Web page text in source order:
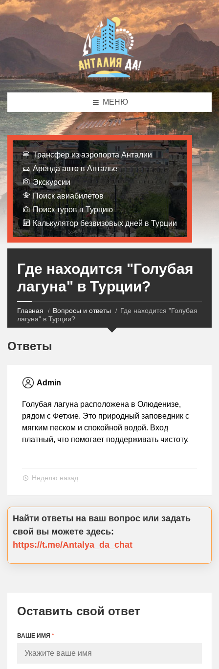
МЕНЮ
Трансфер из аэропорта Анталии
Аренда авто в Анталье
Экскурсии
Поиск авиабилетов
Поиск туров в Турцию
Калькулятор безвизовых дней в Турции
Где находится "Голубая
лагуна" в Турции?
Главная Вопросы и ответы
Где находится "Голубая
лагуна" в Турции?
Ответы
Admin
Голубая лагуна расположена в Олюденизе,
рядом с Фетхие. Это природный заповедник с
мягким песком и спокойной водой. Вход
платный, что помогает поддерживать чистоту.
Неделю назад
Найти ответы на ваш вопрос или задать
свой вы можете здесь:
https://t.me/Antalya_da_chat
Оставить свой ответ
ВАШЕ ИМЯ *